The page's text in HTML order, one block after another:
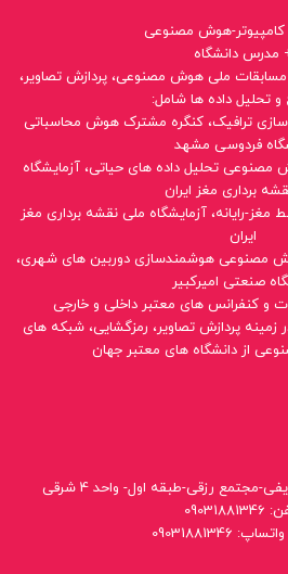
کامپیوتر-هوش مصنوعی
مدرس دانشگاه
ملی هوش مصنوعی، پردازش تصاویر،
و تحلیل داده ها شامل:
ترافیک، کنگره مشترک هوش محاسباتی
فردوسی مشهد
تحلیل داده های حیاتی، آزمایشگاه
برداری مغز ایران
رایانه، آزمایشگاه ملی نقشه برداری مغز
ایران
مصنوعی هوشمندسازی دوربین های شهری،
صنعتی امیرکبیر
و کنفرانس های معتبر داخلی و خارجی
پردازش تصاویر، رمزگشایی، شبکه های
از دانشگاه های معتبر جهان
مجتمع رزقی-طبقه اول- واحد 4 شرقی
09031881346